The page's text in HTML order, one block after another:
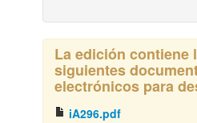
La edición contiene
siguientes
electrónicos para
iA296.pdf